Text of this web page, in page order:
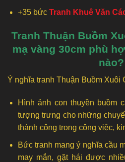
+35 bức Tranh Khuê Văn
Tranh Thuận Buồm
mạ vàng 30cm phù
nào?
Ý nghĩa tranh Thuận Buồm Xuôi
Hình ảnh con thuyền buồm
tượng trưng cho những
thành công trong công việc,
Bức tranh mang ý nghĩa cầu
may mắn, gặt hái được